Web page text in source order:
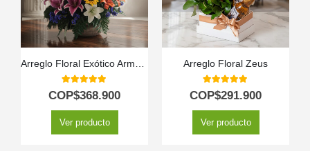
5.00out of 5
COP$368.900
Ver producto
Arreglo Floral Zeus
5.00out of 5
COP$291.900
Ver producto